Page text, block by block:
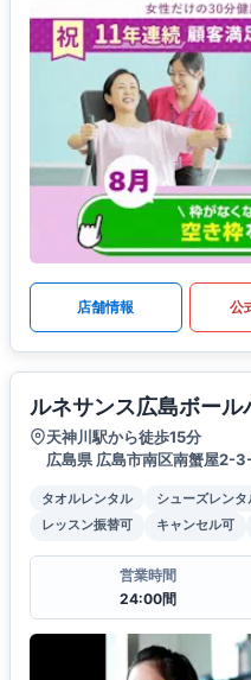
店舗情報 公
ルネサンス広島ボー
天神川駅から徒歩15分
広島県 広島市南区南蟹屋2-
タオルレンタル シューズレンタ
レッスン振替可
キャンセル可
営業時間
24:00間